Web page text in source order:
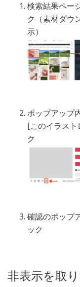
検索結果ペー
ク（素材ダウ
示）
ポップアップ
[このイラス
ク
確認のポップ
ック
非表示を取